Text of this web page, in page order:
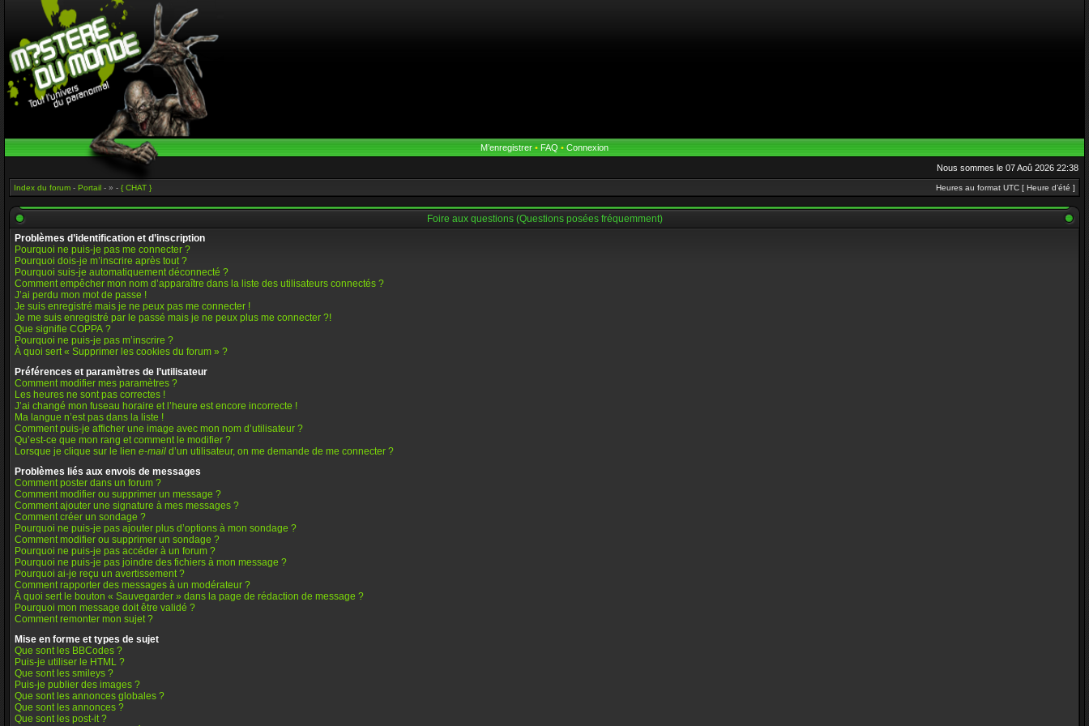
M’enregistrer • FAQ • Connexion
Nous sommes le 07 Aoû 2026 22:38
Index du forum - Portail - » - { CHAT } Heures au format UTC [ Heure d’été ]
Foire aux questions (Questions posées fréquemment)
Problèmes d’identification et d’inscription
Pourquoi ne puis-je pas me connecter ?
Pourquoi dois-je m’inscrire après tout ?
Pourquoi suis-je automatiquement déconnecté ?
Comment empêcher mon nom d’apparaître dans la liste des utilisateurs connectés ?
J’ai perdu mon mot de passe !
Je suis enregistré mais je ne peux pas me connecter !
Je me suis enregistré par le passé mais je ne peux plus me connecter ?!
Que signifie COPPA ?
Pourquoi ne puis-je pas m’inscrire ?
À quoi sert « Supprimer les cookies du forum » ?
Préférences et paramètres de l’utilisateur
Comment modifier mes paramètres ?
Les heures ne sont pas correctes !
J’ai changé mon fuseau horaire et l’heure est encore incorrecte !
Ma langue n’est pas dans la liste !
Comment puis-je afficher une image avec mon nom d’utilisateur ?
Qu’est-ce que mon rang et comment le modifier ?
Lorsque je clique sur le lien e-mail d’un utilisateur, on me demande de me connecter ?
Problèmes liés aux envois de messages
Comment poster dans un forum ?
Comment modifier ou supprimer un message ?
Comment ajouter une signature à mes messages ?
Comment créer un sondage ?
Pourquoi ne puis-je pas ajouter plus d’options à mon sondage ?
Comment modifier ou supprimer un sondage ?
Pourquoi ne puis-je pas accéder à un forum ?
Pourquoi ne puis-je pas joindre des fichiers à mon message ?
Pourquoi ai-je reçu un avertissement ?
Comment rapporter des messages à un modérateur ?
À quoi sert le bouton « Sauvegarder » dans la page de rédaction de message ?
Pourquoi mon message doit être validé ?
Comment remonter mon sujet ?
Mise en forme et types de sujet
Que sont les BBCodes ?
Puis-je utiliser le HTML ?
Que sont les smileys ?
Puis-je publier des images ?
Que sont les annonces globales ?
Que sont les annonces ?
Que sont les post-it ?